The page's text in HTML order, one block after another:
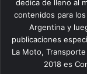
dedica de lleno al
contenidos para los
Argentina y
publicaciones
La Moto,
2018 es